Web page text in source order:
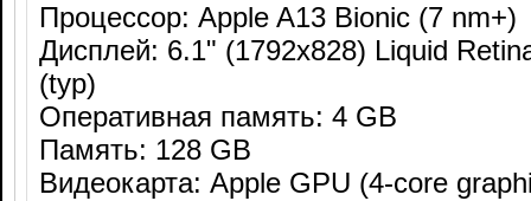
Процессор: Apple A13 Bionic (7 nm+)
Дисплей: 6.1" (1792x828) Liquid
(typ)
Оперативная память: 4 GB
Память: 128 GB
Видеокарта: Apple GPU (4-core